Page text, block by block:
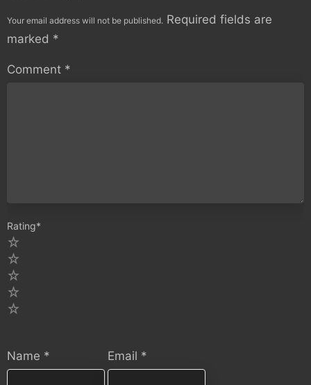
Your email address will not be published. Required fields are
marked *
Comment *
Rating*
Name * Email *